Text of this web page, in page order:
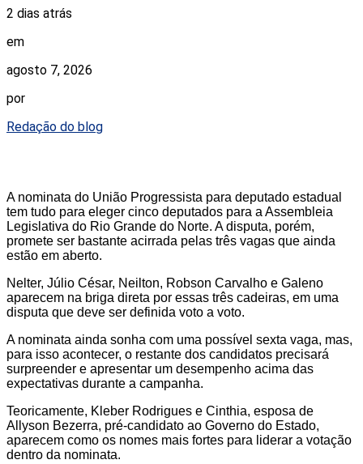
2 dias atrás
em
agosto 7, 2026
por
Redação do blog
A nominata do União Progressista para deputado estadual
tem tudo para eleger cinco deputados para a Assembleia
Legislativa do Rio Grande do Norte. A disputa, porém,
promete ser bastante acirrada pelas três vagas que ainda
estão em aberto.
Nelter, Júlio César, Neilton, Robson Carvalho e Galeno
aparecem na briga direta por essas três cadeiras, em uma
disputa que deve ser definida voto a voto.
A nominata ainda sonha com uma possível sexta vaga, mas,
para isso acontecer, o restante dos candidatos precisará
surpreender e apresentar um desempenho acima das
expectativas durante a campanha.
Teoricamente, Kleber Rodrigues e Cinthia, esposa de
Allyson Bezerra, pré-candidato ao Governo do Estado,
aparecem como os nomes mais fortes para liderar a votação
dentro da nominata.